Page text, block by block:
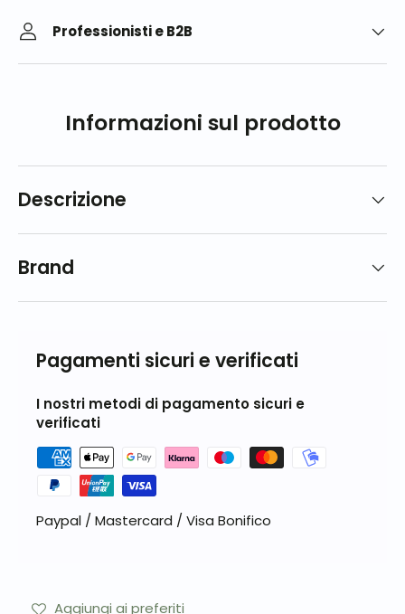
Professionisti e B2B
Informazioni sul prodotto
Descrizione
Brand
Pagamenti sicuri e verificati
I nostri metodi di pagamento sicuri e
verificati
Paypal / Mastercard / Visa Bonifico
Aggiungi ai preferiti